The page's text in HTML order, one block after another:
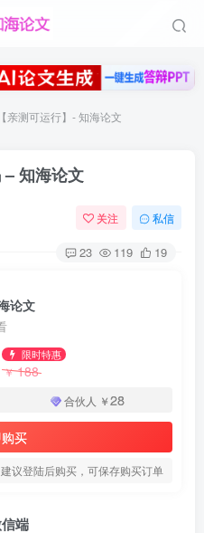
亲测可运行】- 知海论文
知海论文
关注 私信
23 119 19
论文
限时特惠
￥188
合伙人 ￥28
买
议登陆后购买，可保存购买订单
端